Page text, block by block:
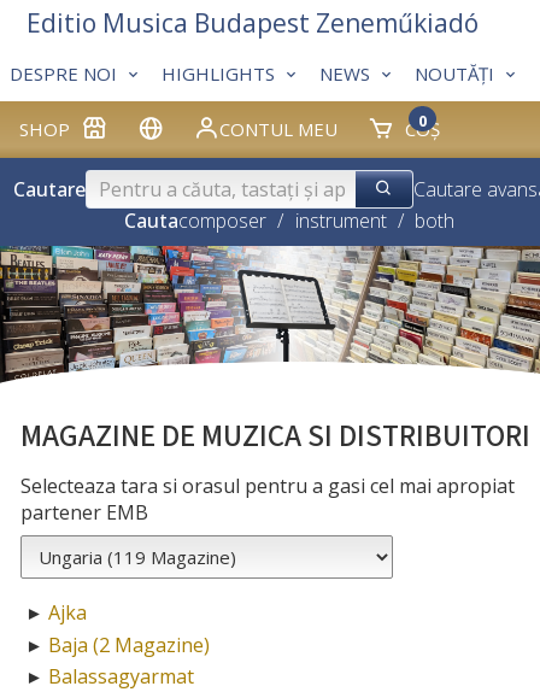
SHOP CONTUL MEU COȘ
0
DESPRE NOI HIGHLIGHTS NEWS NOUTĂȚI
Editio Musica Budapest Zeneműkiadó
Cautare
Cautare
Cautacomposer / instrument / both
MAGAZINE DE MUZICA SI DISTRIBUITORI
Selecteaza tara si orasul pentru a gasi cel mai apropiat
partener EMB
► Ajka
► Baja (2 Magazine)
► Balassagyarmat